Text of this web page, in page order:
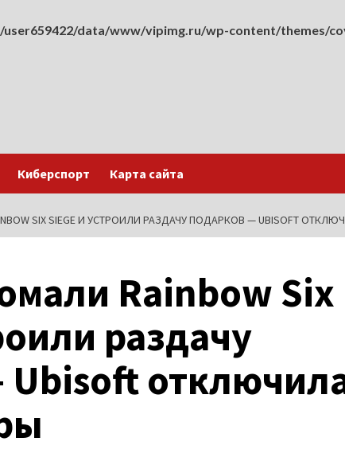
data/www/vipimg.ru/wp-content/themes/
Киберспорт Карта сайта
SIX SIEGE И УСТРОИЛИ РАЗДАЧУ ПОДАРКОВ — UBISOFT
Rainbow Six
раздачу